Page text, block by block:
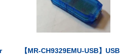
【MR-CH9329EMU-USB】USB